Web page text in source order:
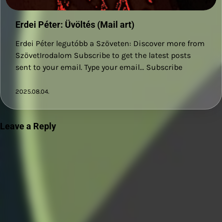
Erdei Péter: Üvöltés (Mail art)
Erdei Péter legutóbb a Szöveten: Discover more from
SzövetIrodalom Subscribe to get the latest posts
sent to your email. Type your email… Subscribe
2025.08.04.
Leave a Reply